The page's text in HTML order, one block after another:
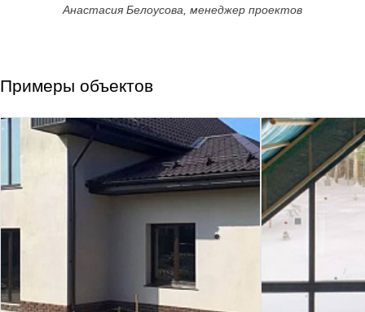
Анастасия Белоусова, менеджер проектов
Примеры объектов